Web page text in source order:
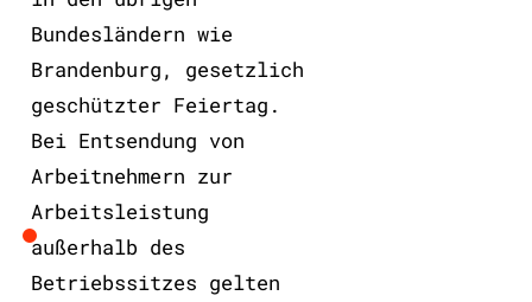
Bundesländern wie
Brandenburg, gesetzlich
geschützter Feiertag.
Bei Entsendung von
Arbeitnehmern zur
Arbeitsleistung
außerhalb des
Betriebssitzes gelten